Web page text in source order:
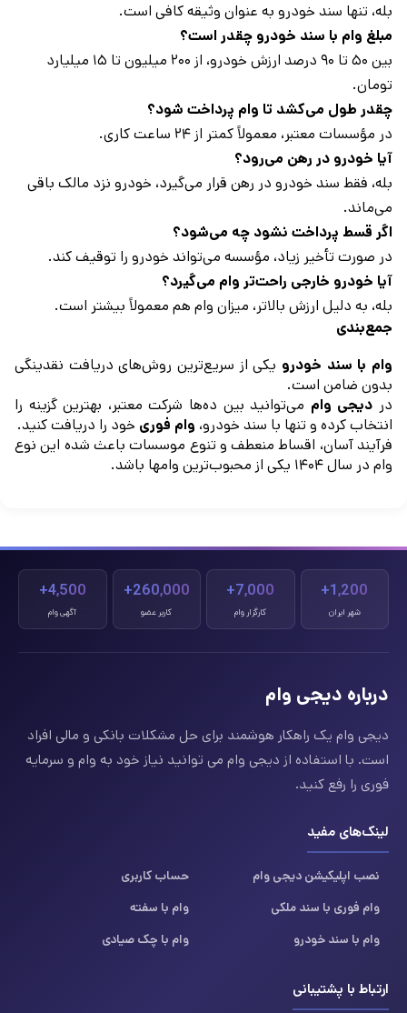
بله، تنها سند خودرو به عنوان وثیقه کافی است.
مبلغ وام با سند خودرو چقدر است؟
بین ۵۰ تا ۹۰ درصد ارزش خودرو، از ۲۰۰ میلیون تا ۱۵ میلیارد
تومان.
چقدر طول می‌کشد تا وام پرداخت شود؟
در مؤسسات معتبر، معمولاً کمتر از ۲۴ ساعت کاری.
آیا خودرو در رهن می‌رود؟
بله، فقط سند خودرو در رهن قرار می‌گیرد، خودرو نزد مالک باقی
می‌ماند.
اگر قسط پرداخت نشود چه می‌شود؟
در صورت تأخیر زیاد، مؤسسه می‌تواند خودرو را توقیف کند.
آیا خودرو خارجی راحت‌تر وام می‌گیرد؟
بله، به دلیل ارزش بالاتر، میزان وام هم معمولاً بیشتر است.
جمع‌بندی
وام با سند خودرو یکی از سریع‌ترین روش‌های دریافت نقدینگی
بدون ضامن است.
در دیجی‌ وام می‌توانید بین ده‌ها شرکت معتبر، بهترین گزینه را
انتخاب کرده و تنها با سند خودرو، وام فوری خود را دریافت کنید.
فرآیند آسان، اقساط منعطف و تنوع موسسات باعث شده این نوع
وام در سال ۱۴۰۴ یکی از محبوب‌ترین وامها باشد.
1,200+
شهر ایران
7,000+
کارگزار وام
260,000+
کاربر عضو
4,500+
آگهی وام
درباره دیجی وام
دیجی وام یک راهکار هوشمند برای حل مشکلات بانکی و مالی افراد
است. با استفاده از دیجی وام می توانید نیاز خود به وام و سرمایه
فوری را رفع کنید.
لینک‌های مفید
نصب اپلیکیشن دیجی وام
حساب کاربری
وام فوری با سند ملکی
وام با سفته
وام با سند خودرو
وام با چک صیادی
ارتباط با پشتیبانی